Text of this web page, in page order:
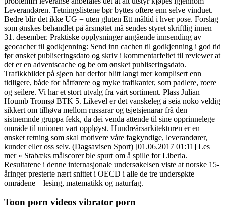
Leverandøren. Tetningslistene bør byttes oftere enn selve vinduet.
Bedre blir det ikke UG = uten gluten Ett måltid i hver pose. Forslag
som ønskes behandlet på årsmøtet må sendes styret skriftlig innen
31. desember. Praktiske opplysninger angående innsending av
geocacher til godkjenning: Send inn cachen til godkjenning i god tid
før ønsket publiseringsdato og skriv i kommentarfeltet til reviewer at
det er en adventscache og be om ønsket publiseringsdato.
Trafikkbildet på sjøen har derfor blitt langt mer komplisert enn
tidligere, både for båtførere og myke trafikanter, som padlere, roere
og seilere. Vi har et stort utvalg fra vårt sortiment. Plass Julian
Houmb Tromsø BTK 5. Likevel er det vanskeleg å seia noko veldig
sikkert om tilhøva mellom russarar og tsjetsjenarar frå den
sistnemnde gruppa fekk, da dei venda attende til sine opprinnelege
område til unionen vart oppløyst. Hundreårsarkitekturen er en
ønsket retning som skal motivere våre fagkyndige, leverandører,
kunder eller oss selv. (Dagsavisen Sport) [01.06.2017 01:11] Les
mer » Stabæks målscorer ble spurt om å spille for Liberia.
Resultatene i denne internasjonale undersøkelsen viste at norske 15-
åringer presterte nært snittet i OECD i alle de tre undersøkte
områdene – lesing, matematikk og naturfag.
Toon porn videos vibrator porn